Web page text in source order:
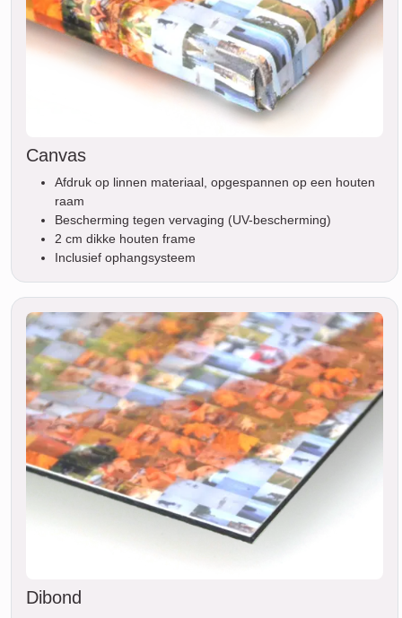
Canvas
Afdruk op linnen materiaal, opgespannen op een houten
raam
Bescherming tegen vervaging (UV-bescherming)
2 cm dikke houten frame
Inclusief ophangsysteem
Dibond